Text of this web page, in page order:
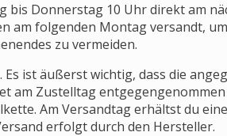
Donnerstag 10 Uhr direkt am
am folgenden Montag versandt,
zu vermeiden.
ist äußerst wichtig, dass die
am Zustelltag
Am Versandtag erhältst du
erfolgt durch den Hersteller.